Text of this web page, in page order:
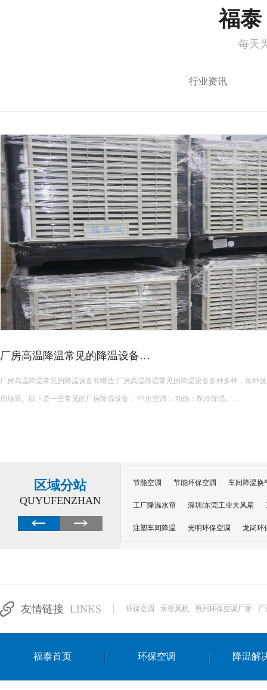
福泰
每天
行业资讯
皮革车间降温措施有哪些？
皮革车间使用蒸发冷空调的降温措施及相关要点如下： 设备选型 根据面积：如果车间面积较小，如 200 平方
米以下，可选择单台小型蒸发冷空调。若车间面积较大，如 1000 平方米以上，可
区域分站
QUYUFENZHAN
节能空调 节能环保空调 车间降温换
工厂降温水帘 深圳/东莞工业大风扇
注塑车间降温 光明环保空调 龙岗环
达州工业省电安装
友情链接 LINKS 环保空调 水帘风机 惠州环保空调厂家 广
福泰首页 环保空调 降温解